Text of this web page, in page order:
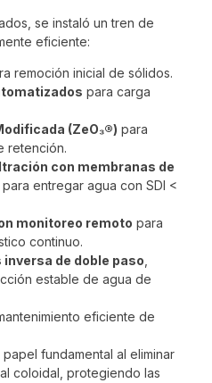
se instaló un tren de
eficiente:
remoción inicial de sólidos.
para carga
(ZeO₃®) para
retención.
con membranas de
para entregar agua con SDI <
monitoreo remoto para
continuo.
de doble paso
estable de agua de
eficiente de
fundamental al eliminar
coloidal, protegiendo las